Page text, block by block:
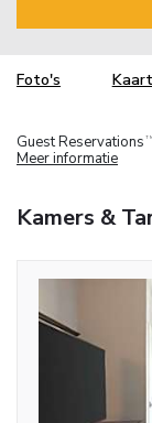
Foto's Kaart
Guest Reservations TM
Meer informatie
Kamers &